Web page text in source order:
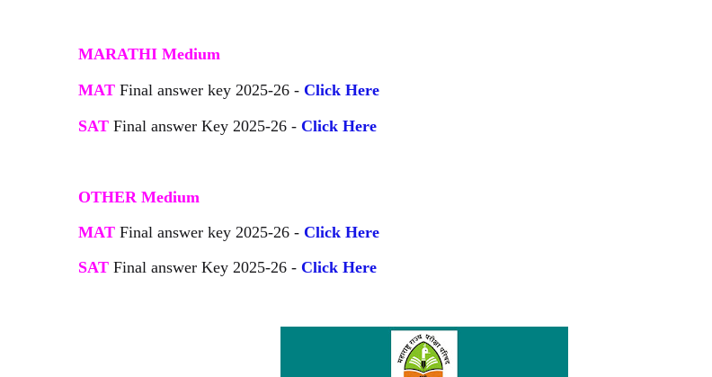
MARATHI Medium
MAT Final answer key 2025-26 - Click Here
SAT Final answer Key 2025-26 - Click Here
OTHER Medium
MAT Final answer key 2025-26 - Click Here
SAT Final answer Key 2025-26 - Click Here